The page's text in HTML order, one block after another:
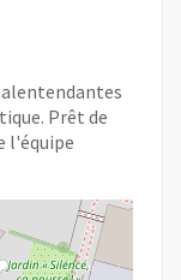
Auditif
Prêt de
l'équipe